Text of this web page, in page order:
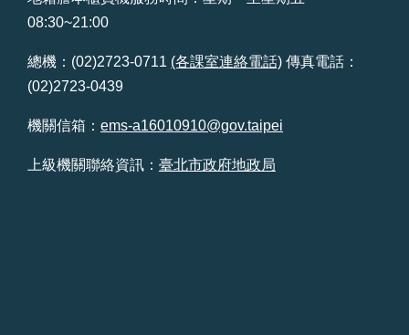
08:30~21:00
總機：(02)2723-0711 (各課室連絡電話) 傳真電話：
(02)2723-0439
機關信箱： ems-a16010910@gov.taipei
上級機關聯絡資訊： 臺北市政府地政局